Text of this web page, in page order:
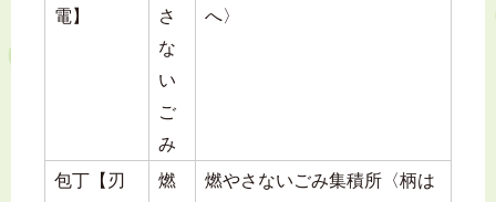
電】
さ
な
い
ご
み
へ〉
包丁【刃
燃
燃やさないごみ集積所〈柄は